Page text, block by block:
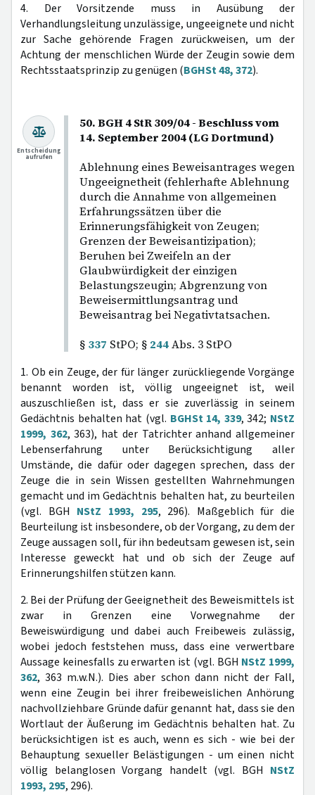
4. Der Vorsitzende muss in Ausübung der
Verhandlungsleitung unzulässige, ungeeignete und nicht
zur Sache gehörende Fragen zurückweisen, um der
Achtung der menschlichen Würde der Zeugin sowie dem
Rechtsstaatsprinzip zu genügen (BGHSt 48, 372).
50. BGH 4 StR 309/04 - Beschluss vom
14. September 2004 (LG Dortmund)
Ablehnung eines Beweisantrages wegen
Ungeeignetheit (fehlerhafte Ablehnung
durch die Annahme von allgemeinen
Erfahrungssätzen über die
Erinnerungsfähigkeit von Zeugen;
Grenzen der Beweisantizipation);
Beruhen bei Zweifeln an der
Glaubwürdigkeit der einzigen
Belastungszeugin; Abgrenzung von
Beweisermittlungsantrag und
Beweisantrag bei Negativtatsachen.
§ 337 StPO; § 244Abs. 3 StPO
Entscheidung
aufrufen
1. Ob ein Zeuge, der für länger zurückliegende Vorgänge
benannt worden ist, völlig ungeeignet ist, weil
auszuschließen ist, dass er sie zuverlässig in seinem
Gedächtnis behalten hat (vgl. BGHSt 14, 339, 342; NStZ
1999, 362, 363), hat der Tatrichter anhand allgemeiner
Lebenserfahrung unter Berücksichtigung aller
Umstände, die dafür oder dagegen sprechen, dass der
Zeuge die in sein Wissen gestellten Wahrnehmungen
gemacht und im Gedächtnis behalten hat, zu beurteilen
(vgl. BGH NStZ 1993, 295, 296). Maßgeblich für die
Beurteilung ist insbesondere, ob der Vorgang, zu dem der
Zeuge aussagen soll, für ihn bedeutsam gewesen ist, sein
Interesse geweckt hat und ob sich der Zeuge auf
Erinnerungshilfen stützen kann.
2. Bei der Prüfung der Geeignetheit des Beweismittels ist
zwar in Grenzen eine Vorwegnahme der
Beweiswürdigung und dabei auch Freibeweis zulässig,
wobei jedoch feststehen muss, dass eine verwertbare
Aussage keinesfalls zu erwarten ist (vgl. BGH NStZ 1999,
362, 363 m.w.N.). Dies aber schon dann nicht der Fall,
wenn eine Zeugin bei ihrer freibeweislichen Anhörung
nachvollziehbare Gründe dafür genannt hat, dass sie den
Wortlaut der Äußerung im Gedächtnis behalten hat. Zu
berücksichtigen ist es auch, wenn es sich - wie bei der
Behauptung sexueller Belästigungen - um einen nicht
völlig belanglosen Vorgang handelt (vgl. BGH NStZ
1993, 295, 296).